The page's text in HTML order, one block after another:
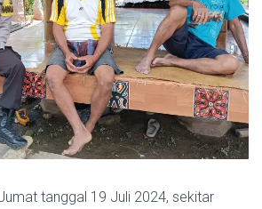
tanggal 19 Juli 2024, sekitar